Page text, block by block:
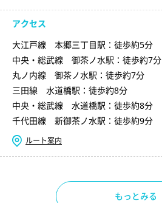
アクセス
大江戸線 本郷三丁目駅：徒歩約5分
中央・総武線 御茶ノ水駅：徒歩約7分
丸ノ内線 御茶ノ水駅：徒歩約7分
三田線 水道橋駅：徒歩約8分
中央・総武線 水道橋駅：徒歩約8分
千代田線 新御茶ノ水駅：徒歩約9分
ルート案内
もっとみる